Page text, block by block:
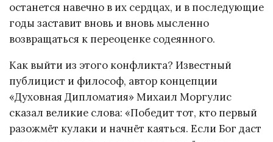
останется навечно в их сердцах, и в последующие
годы заставит вновь и вновь мысленно
возвращаться к переоценке содеянного.
Как выйти из этого конфликта? Известный
публицист и философ, автор концепции
«Духовная Дипломатия» Михаил Моргулис
сказал великие слова: «Победит тот, кто первый
разожмёт кулаки и начнёт каяться. Если Бог даст